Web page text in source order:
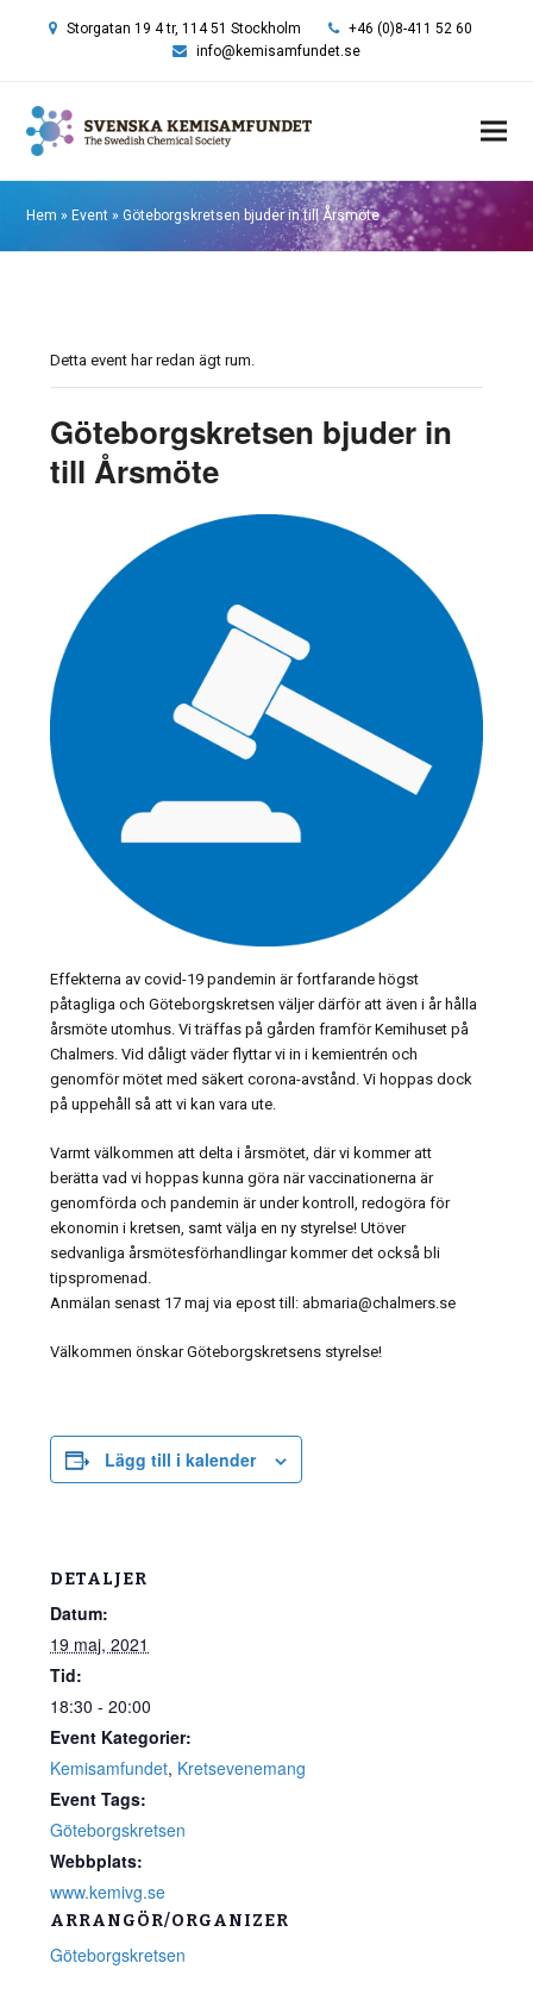
Storgatan 19 4 tr, 114 51 Stockholm
+46 (0)8-411 52 60
info@kemisamfundet.se
Hem » Event »Göteborgskretsen bjuder in till Årsmöte
Detta event har redan ägt rum.
Göteborgskretsen bjuder in
till Årsmöte
Effekterna av covid-19 pandemin är fortfarande högst
påtagliga och Göteborgskretsen väljer därför att även i år hålla
årsmöte utomhus. Vi träffas på gården framför Kemihuset på
Chalmers. Vid dåligt väder flyttar vi in i kemientrén och
genomför mötet med säkert corona-avstånd. Vi hoppas dock
på uppehåll så att vi kan vara ute.
Varmt välkommen att delta i årsmötet, där vi kommer att
berätta vad vi hoppas kunna göra när vaccinationerna är
genomförda och pandemin är under kontroll, redogöra för
ekonomin i kretsen, samt välja en ny styrelse! Utöver
sedvanliga årsmötesförhandlingar kommer det också bli
tipspromenad.
Anmälan senast 17 maj via epost till: abmaria@chalmers.se
Välkommen önskar Göteborgskretsens styrelse!
Lägg till i kalender
DETALJER
Datum:
19 maj, 2021
Tid:
18:30 - 20:00
Event Kategorier:
Kemisamfundet, Kretsevenemang
Event Tags:
Göteborgskretsen
Webbplats:
www.kemivg.se
ARRANGÖR/ORGANIZER
Göteborgskretsen